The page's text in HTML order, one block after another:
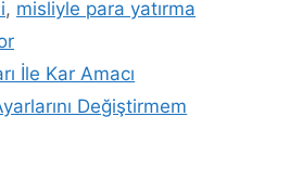
, misliyle para yatırma
İle Kar Amacı
Değiştirmem